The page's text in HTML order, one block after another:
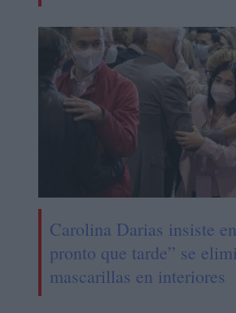
Carolina Darias insiste
pronto que tarde” se
mascarillas en interiores